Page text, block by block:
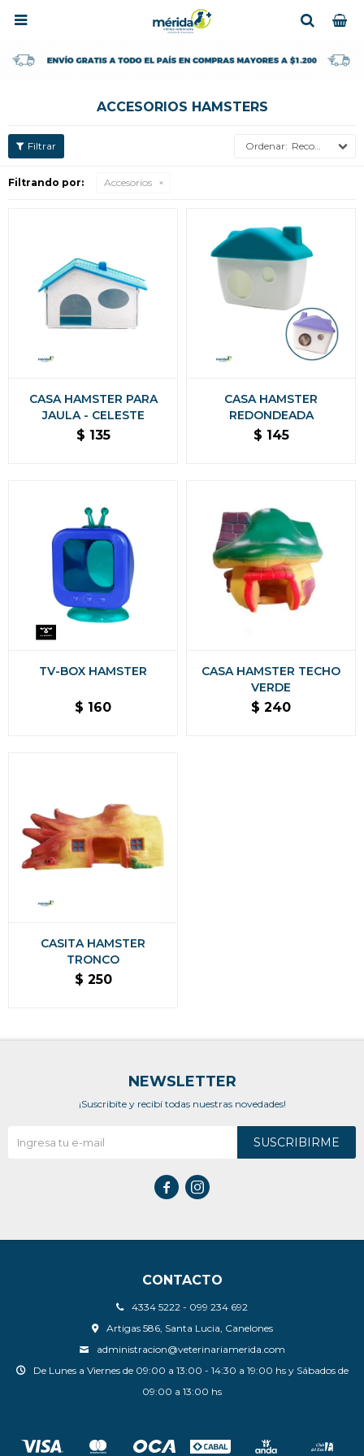

ACCESORIOS HAMSTERS
Recomendados
Filtrando por: Accesorios
CASA HAMSTER PARA
JAULA - CELESTE
$ 135
CASA HAMSTER
REDONDEADA
$ 145
TV-BOX HAMSTER
$ 160
CASA HAMSTER TECHO
VERDE
$ 240
CASITA HAMSTER
TRONCO
$ 250
CONTACTO
4334 5222 - 099 234 692
Artigas 586, Santa Lucia, Canelones
administracion@veterinariamerida.com
De Lunes a Viernes de 09:00 a 13:00 - 14:30 a 19:00 hs y Sábados de
09:00 a 13:00 hs
NEWSLETTER
¡Suscribite y recibí todas nuestras novedades!
SUSCRIBIRME
 